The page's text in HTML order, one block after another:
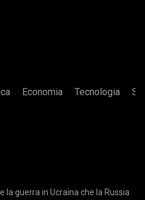
Economia Tecnologia
guerra in Ucraina che la Russia